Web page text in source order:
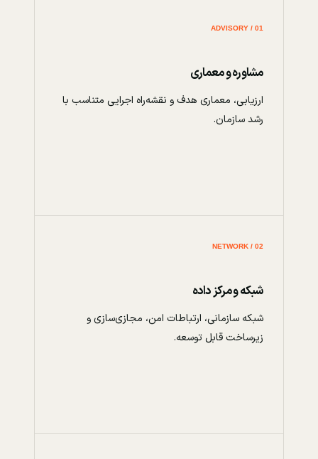
01 / ADVISORY
مشاوره و معماری
ارزیابی، معماری هدف و نقشه‌راه اجرایی متناسب با
رشد سازمان.
02 / NETWORK
شبکه و مرکز داده
شبکه سازمانی، ارتباطات امن، مجازی‌سازی و
زیرساخت قابل توسعه.